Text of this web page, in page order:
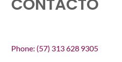
Phone: (57) 313 628 9305